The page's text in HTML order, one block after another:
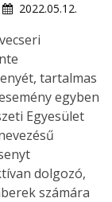
2022.05.12.
tartalmas
egyben
Egyesület
dolgozó,
számára